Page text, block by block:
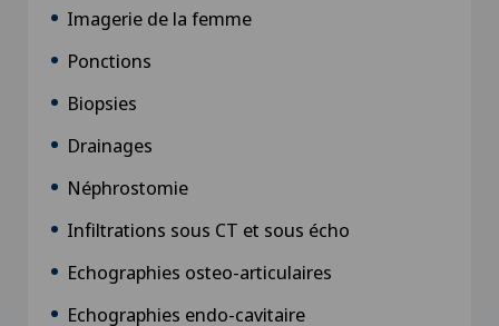
Imagerie de la femme
Ponctions
Biopsies
Drainages
Néphrostomie
Infiltrations sous CT et sous écho
Echographies osteo-articulaires
Echographies endo-cavitaire